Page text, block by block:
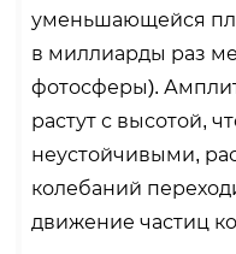
уменьшающейся
в миллиарды раз
фотосферы).
растут с высотой,
неустойчивыми,
колебаний
движение частиц